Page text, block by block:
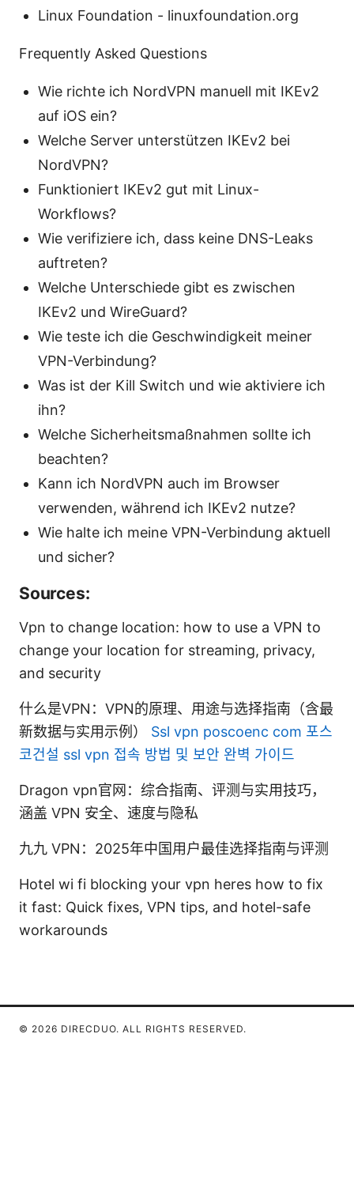
Linux Foundation - linuxfoundation.org
Frequently Asked Questions
Wie richte ich NordVPN manuell mit IKEv2
auf iOS ein?
Welche Server unterstützen IKEv2 bei
NordVPN?
Funktioniert IKEv2 gut mit Linux-
Workflows?
Wie verifiziere ich, dass keine DNS-Leaks
auftreten?
Welche Unterschiede gibt es zwischen
IKEv2 und WireGuard?
Wie teste ich die Geschwindigkeit meiner
VPN-Verbindung?
Was ist der Kill Switch und wie aktiviere ich
ihn?
Welche Sicherheitsmaßnahmen sollte ich
beachten?
Kann ich NordVPN auch im Browser
verwenden, während ich IKEv2 nutze?
Wie halte ich meine VPN-Verbindung aktuell
und sicher?
Sources:
Vpn to change location: how to use a VPN to
change your location for streaming, privacy,
and security
什么是VPN：VPN的原理、用途与选择指南（含最
新数据与实用示例） Ssl vpn poscoenc com 포스
코건설 ssl vpn 접속 방법 및 보안 완벽 가이드
Dragon vpn官网：综合指南、评测与实用技巧，
涵盖 VPN 安全、速度与隐私
九九 VPN：2025年中国用户最佳选择指南与评测
Hotel wi fi blocking your vpn heres how to fix
it fast: Quick fixes, VPN tips, and hotel-safe
workarounds
© 2026 DIRECDUO. ALL RIGHTS RESERVED.